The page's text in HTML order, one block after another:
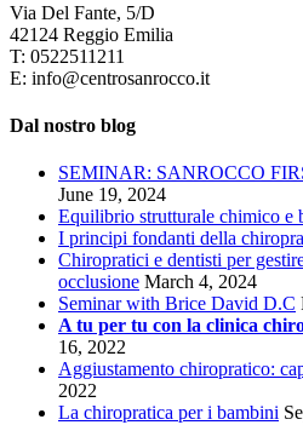
Via Del Fante, 5/D
42124 Reggio Emilia
T: 0522511211
E: info@centrosanrocco.it
Dal nostro blog
SEMINAR: SANROCCO
June 19, 2024
Equilibrio strutturale chimico e
I principi fondanti della
Chiropratici e dentisti per
occlusione March 4, 2024
Seminar with Brice David D.C
A tu per tu con la clinica
16, 2022
Aggiustamento chiropratico:
2022
La chiropratica per i bambini